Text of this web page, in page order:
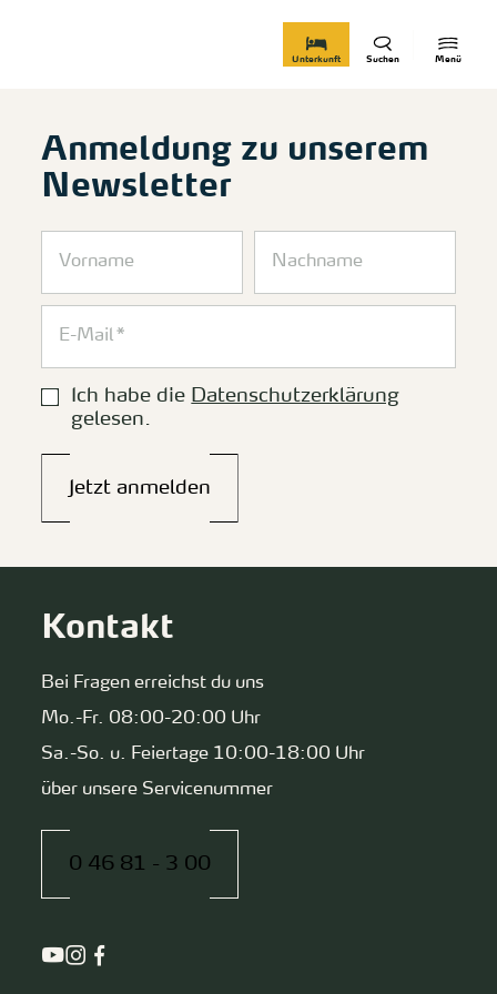
Menü
Suchen
Unterkunft
Anmeldung zu unserem
Newsletter
Ich habe die Datenschutzerklärung
gelesen.
Jetzt anmelden
Kontakt
Bei Fragen erreichst du uns
Mo.-Fr. 08:00-20:00 Uhr
Sa.-So. u. Feiertage 10:00-18:00 Uhr
über unsere Servicenummer
0 46 81 - 3 00